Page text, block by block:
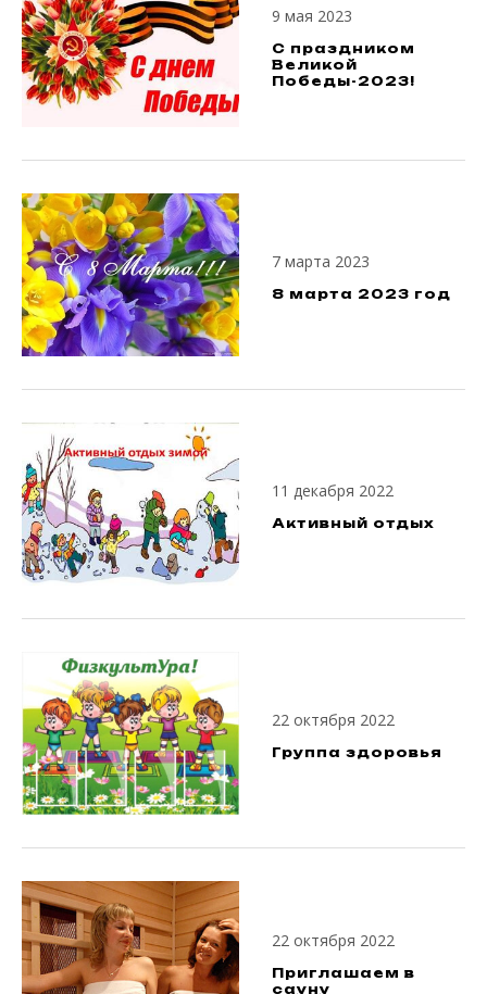
9 мая 2023
С праздником
Великой
Победы-2023!
7 марта 2023
8 марта 2023 год
11 декабря 2022
Активный отдых
22 октября 2022
Группа здоровья
22 октября 2022
Приглашаем в
сауну